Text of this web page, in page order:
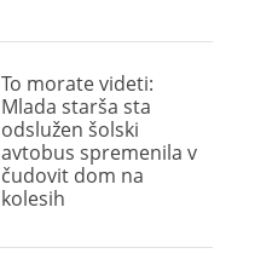
To morate videti:
Mlada starša sta
odslužen šolski
avtobus spremenila v
čudovit dom na
kolesih